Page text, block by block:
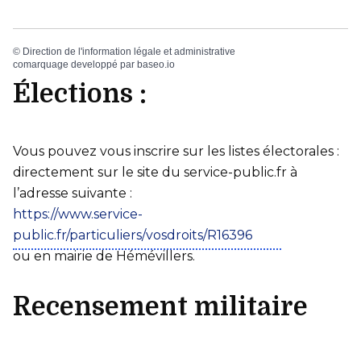
© Direction de l'information légale et administrative
comarquage developpé par baseo.io
Élections :
Vous pouvez vous inscrire sur les listes électorales :
directement sur le site du service-public.fr à
l’adresse suivante :
https://www.service-
public.fr/particuliers/vosdroits/R16396
ou en mairie de Hémévillers.
Recensement militaire